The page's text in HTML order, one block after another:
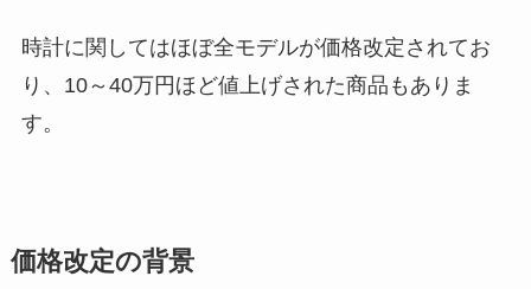
時計に関してはほぼ全モデルが価格改定されてお
り、10～40万円ほど値上げされた商品もありま
す。
価格改定の背景